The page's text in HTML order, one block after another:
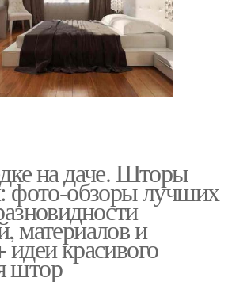
на даче. Шторы
фото-обзоры лучших
материалов и
красивого
штор